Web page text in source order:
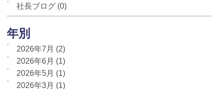
社長ブログ (0)
年別
2026年7月 (2)
2026年6月 (1)
2026年5月 (1)
2026年3月 (1)